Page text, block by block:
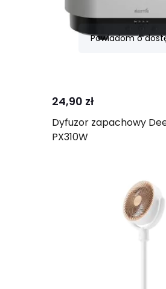
Powiadom o
24,90 zł
Dyfuzor zapachowy
PX310W